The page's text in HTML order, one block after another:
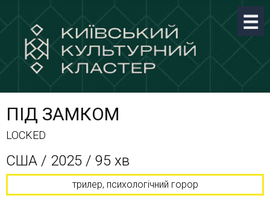
ПІД ЗАМКОМ
LOCKED
США / 2025 / 95 хв
трилер, психологічний горор